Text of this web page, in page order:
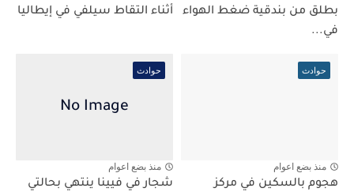
بطلق من بندقية ضغط الهواء
في...
أثناء التقاط سيلفي في إيطاليا
حوادث
منذ بضع اعوام
هجوم بالسكين في مركز
حوادث
منذ بضع اعوام
شجار في فيينا ينتهي بحالتي